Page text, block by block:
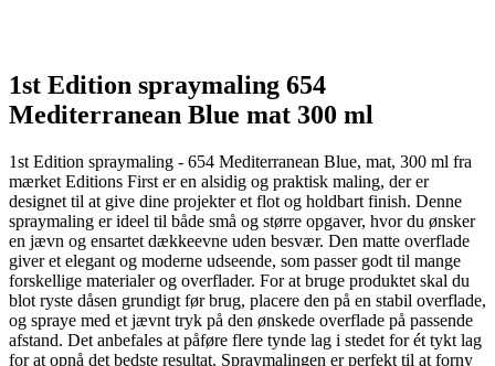
1st Edition spraymaling 654
Mediterranean Blue mat 300 ml
1st Edition spraymaling - 654 Mediterranean Blue, mat, 300 ml fra
mærket Editions First er en alsidig og praktisk maling, der er
designet til at give dine projekter et flot og holdbart finish. Denne
spraymaling er ideel til både små og større opgaver, hvor du ønsker
en jævn og ensartet dækkeevne uden besvær. Den matte overflade
giver et elegant og moderne udseende, som passer godt til mange
forskellige materialer og overflader. For at bruge produktet skal du
blot ryste dåsen grundigt før brug, placere den på en stabil overflade,
og spraye med et jævnt tryk på den ønskede overflade på passende
afstand. Det anbefales at påføre flere tynde lag i stedet for ét tykt lag
for at opnå det bedste resultat. Spraymalingen er perfekt til at forny